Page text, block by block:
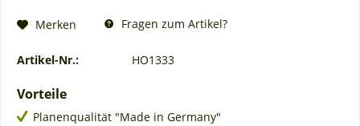
Merken Fragen zum Artikel?
Artikel-Nr.: HO1333
Vorteile
Planenqualität "Made in Germany"